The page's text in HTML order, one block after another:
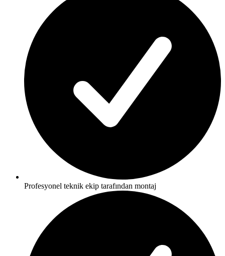
Profesyonel teknik ekip tarafından montaj